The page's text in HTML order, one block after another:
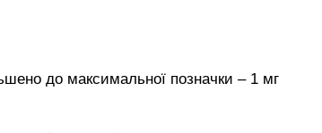
до максимальної позначки – 1 мг